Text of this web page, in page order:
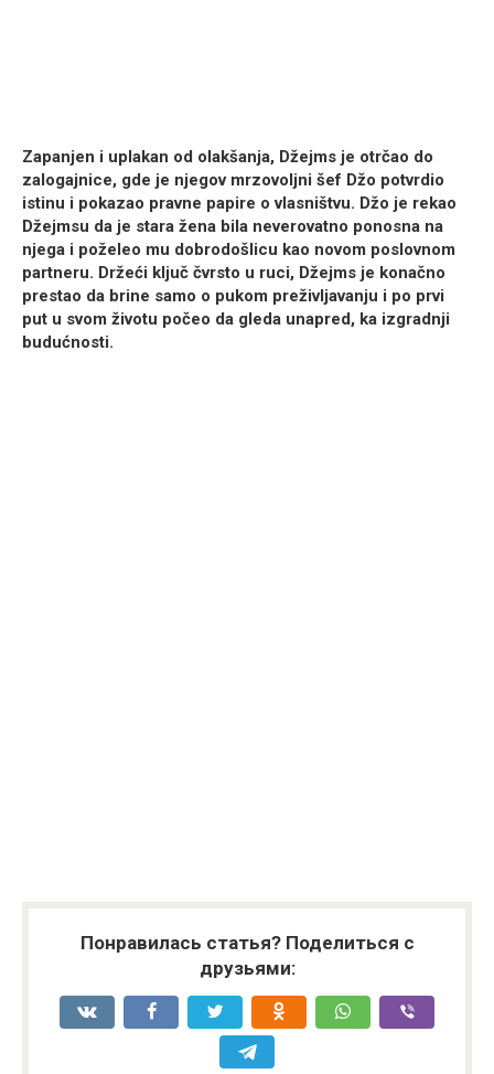
Zapanjen i uplakan od olakšanja, Džejms je otrčao do
zalogajnice, gde je njegov mrzovoljni šef Džo potvrdio
istinu i pokazao pravne papire o vlasništvu. Džo je rekao
Džejmsu da je stara žena bila neverovatno ponosna na
njega i poželeo mu dobrodošlicu kao novom poslovnom
partneru. Držeći ključ čvrsto u ruci, Džejms je konačno
prestao da brine samo o pukom preživljavanju i po prvi
put u svom životu počeo da gleda unapred, ka izgradnji
budućnosti.
Понравилась статья? Поделиться с
друзьями: